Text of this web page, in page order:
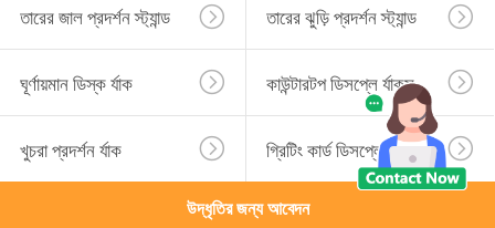
তারের জাল প্রদর্শন স্ট্যান্ড তারের ঝুড়ি প্রদর্শন স্ট্যান্ড
ঘূর্ণায়মান ডিস্ক র্যাক কাউন্টারটপ ডিসপ্লে র্যাকস
খুচরা প্রদর্শন র্যাক গ্রিটিং কার্ড ডিসপ্লে র্যাক
উদ্ধৃতির জন্য আবেদন